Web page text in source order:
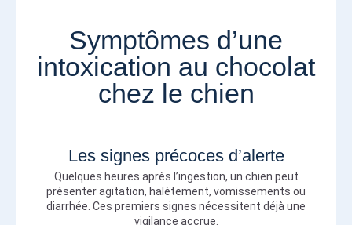
Symptômes d’une
intoxication au chocolat
chez le chien
Les signes précoces d’alerte
Quelques heures après l’ingestion, un chien peut
présenter agitation, halètement, vomissements ou
diarrhée. Ces premiers signes nécessitent déjà une
vigilance accrue.